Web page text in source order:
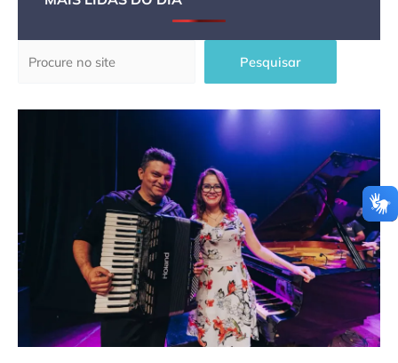
Pesquisar